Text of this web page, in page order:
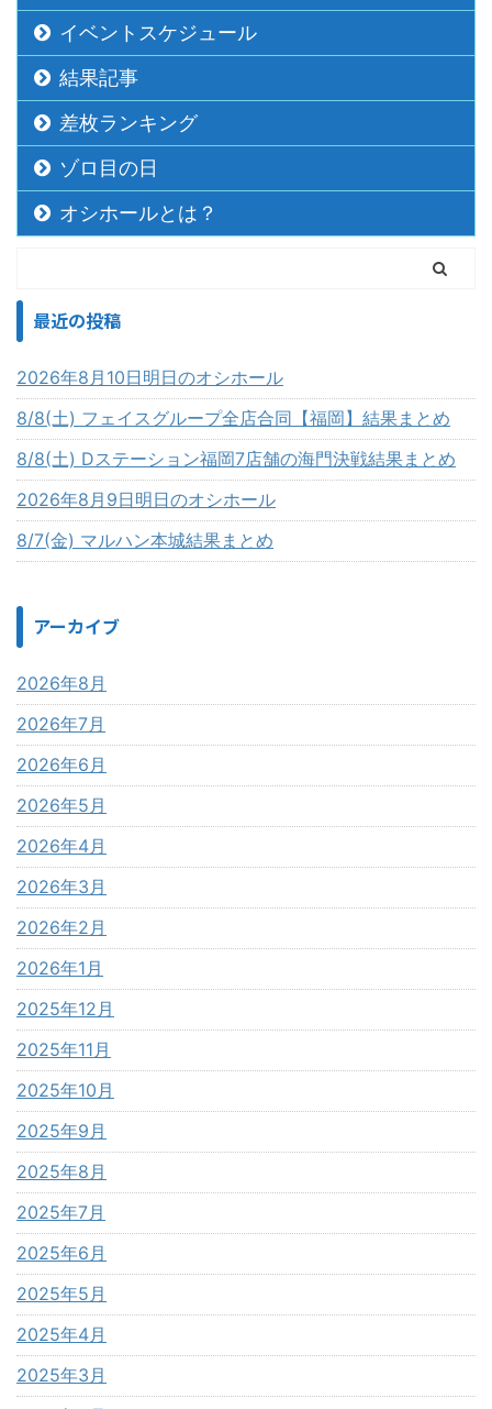
イベントスケジュール
結果記事
差枚ランキング
ゾロ目の日
オシホールとは？
最近の投稿
2026年8月10日明日のオシホール
8/8(土) フェイスグループ全店合同【福岡】結果まとめ
8/8(土) Dステーション福岡7店舗の海門決戦結果まとめ
2026年8月9日明日のオシホール
8/7(金) マルハン本城結果まとめ
アーカイブ
2026年8月
2026年7月
2026年6月
2026年5月
2026年4月
2026年3月
2026年2月
2026年1月
2025年12月
2025年11月
2025年10月
2025年9月
2025年8月
2025年7月
2025年6月
2025年5月
2025年4月
2025年3月